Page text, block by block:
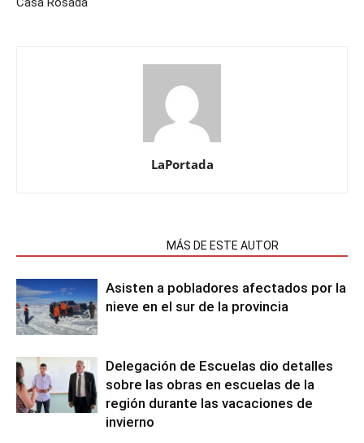
LaPortada
MÁS DE ESTE AUTOR
Asisten a pobladores afectados por la
nieve en el sur de la provincia
Delegación de Escuelas dio detalles
sobre las obras en escuelas de la
región durante las vacaciones de
invierno